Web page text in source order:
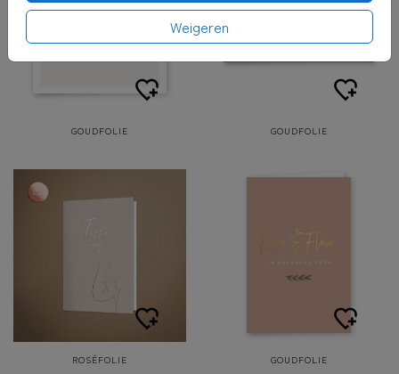
Weigeren
GOUDFOLIE GOUDFOLIE
ROSÉFOLIE GOUDFOLIE